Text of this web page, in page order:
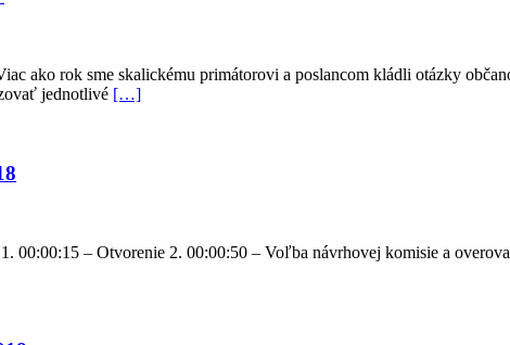
ako rok sme skalickému primátorovi a poslancom kládli otázky
jednotlivé […]
00:00:15 – Otvorenie 2. 00:00:50 – Voľba návrhovej komisie a